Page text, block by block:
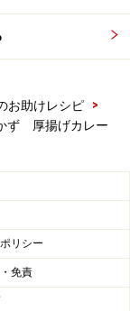
お助けレシピ
>
ず 厚揚げカレー
リシー
免責